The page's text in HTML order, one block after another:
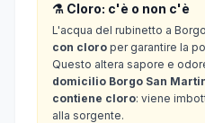
⚗️ Cloro: c'è o non c'è
L'acqua del rubinetto a
con cloro per garantire la
Questo altera sapore e
domicilio Borgo San
contiene cloro: viene
alla sorgente.